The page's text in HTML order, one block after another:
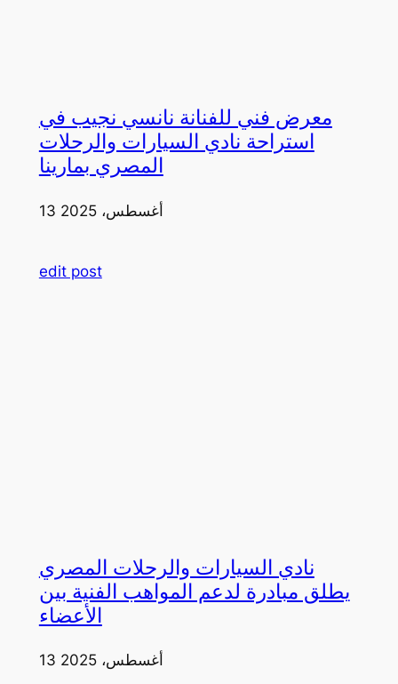
معرض فني للفنانة نانسي نجيب في
استراحة نادي السيارات والرحلات
المصري بمارينا
13 أغسطس، 2025
edit post
نادي السيارات والرحلات المصري
يطلق مبادرة لدعم المواهب الفنية بين
الأعضاء
13 أغسطس، 2025